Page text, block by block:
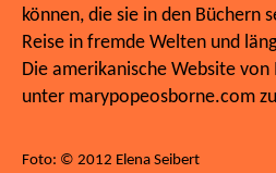
können, die sie in den Büchern
Reise in fremde Welten und
Die amerikanische Website
unter marypopeosborne.com
Foto: © 2012 Elena Seibert